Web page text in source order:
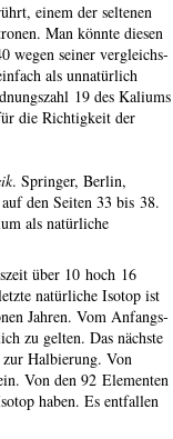
einem der seltenen
Man könnte diesen
wegen seiner vergleichs­
als unnatür­lich
19 des Kaliums
die Richtig­keit der
. Springer, Berlin,
den Seiten 33 bis 38.
als natür­liche
über 10 hoch 16
natür­liche Isotop ist
Jahren. Vom Anfangs­
zu gelten. Das nächste
Halbie­rung. Von
Von den 92 Ele­menten
haben. Es entfallen